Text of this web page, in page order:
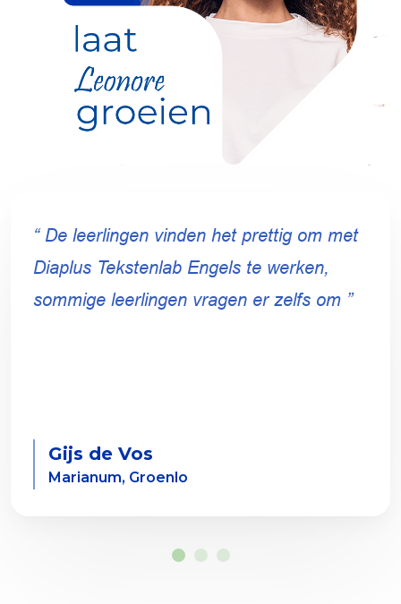
“ De leerlingen vinden het prettig om met
Diaplus Tekstenlab Engels te werken,
sommige leerlingen vragen er zelfs om ”
Gijs de Vos
Marianum, Groenlo